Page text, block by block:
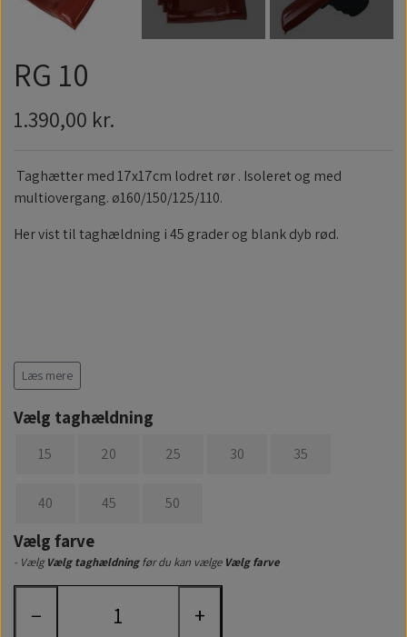
RG 10
1.390,00 kr.
Taghætter med 17x17cm lodret rør . Isoleret og med
multiovergang. ø160/150/125/110.
Her vist til taghældning i 45 grader og blank dyb rød.
Læs mere
Vælg taghældning
15 20 25 30 35
40 45 50
Vælg farve
- VælgVælg taghældningfør du kan vælge Vælg farve
− +